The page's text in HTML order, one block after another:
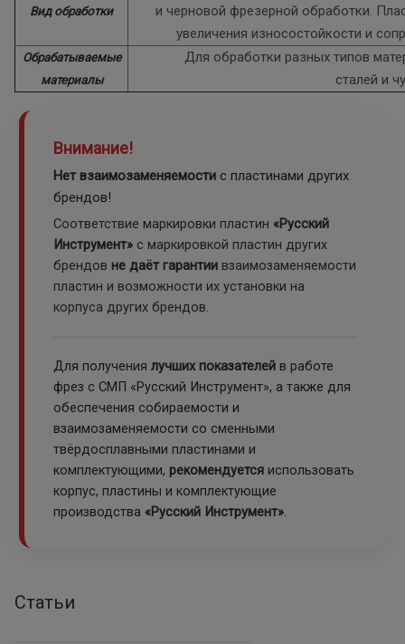
Вид обработки
и черновой фрезерной обработки.
увеличения износостойкости и
Обрабатываемые
материалы
Для обработки разных типов
сталей и
Внимание!
Нет взаимозаменяемости с пластинами других
брендов!
Соответствие маркировки пластин «Русский
Инструмент» с маркировкой пластин других
брендов не даёт гарантии взаимозаменяемости
пластин и возможности их установки на
корпуса других брендов.
Для получения лучших показателей в работе
фрез с СМП «Русский Инструмент», а также для
обеспечения собираемости и
взаимозаменяемости со сменными
твёрдосплавными пластинами и
комплектующими, рекомендуется использовать
корпус, пластины и комплектующие
производства «Русский Инструмент».
Статьи